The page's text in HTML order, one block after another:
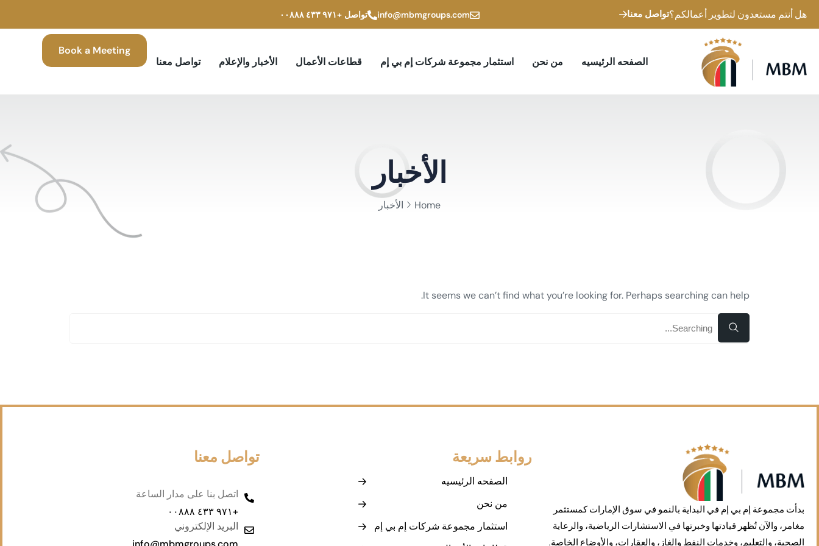
هل أنتم مستعدون لتطوير أعمالكم؟تواصل معنا info@mbmgroups.com تواصل +۹۷۱ ٤۳۳ ۰۰۸۸۸
الصفحه الرئيسيه من نحن استثمار مجموعة شركات إم بي إم قطاعات الأعمال الأخبار والإعلام تواصل معنا
Book a Meeting
الأخبار
Home الأخبار
It seems we can’t find what you’re looking for. Perhaps searching can help.
بدأت مجموعة إم بي إم في البداية بالنمو في سوق الإمارات كمستثمر
مغامر، والآن تُظهر قيادتها وخبرتها في الاستشارات الرياضية، والرعاية
الصحية، والتعليم، وخدمات النفط والغاز، والعقارات، والأوضاع الخاصة.
روابط سريعة
الصفحه الرئيسيه
من نحن
استثمار مجموعة شركات إم بي إم
تواصل معنا
اتصل بنا على مدار الساعة
+۹۷۱ ٤۳۳ ۰۰۸۸۸
البريد الإلكتروني